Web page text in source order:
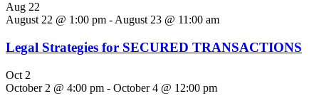
Aug 22
August 22 @ 1:00 pm - August 23 @ 11:00 am
Legal Strategies for SECURED TRANSACTIONS
Oct 2
October 2 @ 4:00 pm - October 4 @ 12:00 pm